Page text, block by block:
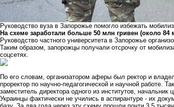
Руководство вуза в Запорожье помогло избежать
На схеме заработали больше 50 млн гривен (около 84
Руководство частного университета в Запорожье
Таким образом, запорожцы получали отсрочку от
соцсетях.
По его словам, организатором аферы был ректор и
проректор по научно-педагогической и научной работе.
заместитель директора одного из институтов,
Украинцы фактически не учились в аспирантуре - их